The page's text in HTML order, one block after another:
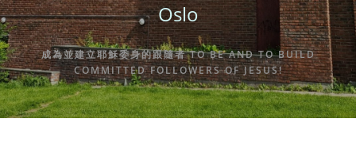
Oslo
成為並建立耶穌委身的跟隨者 TO BE AND TO BUILD
COMMITTED FOLLOWERS OF JESUS!